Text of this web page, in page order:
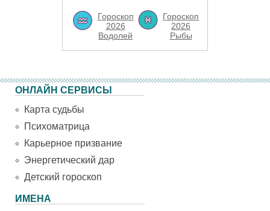
Гороскоп
2026
Водолей
Гороскоп
2026
Рыбы
ОНЛАЙН СЕРВИСЫ
Карта судьбы
Психоматрица
Карьерное призвание
Энергетический дар
Детский гороскоп
ИМЕНА